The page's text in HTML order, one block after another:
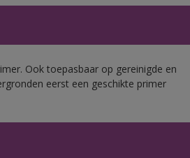
Ook toepasbaar op gereinigde en
eerst een geschikte primer